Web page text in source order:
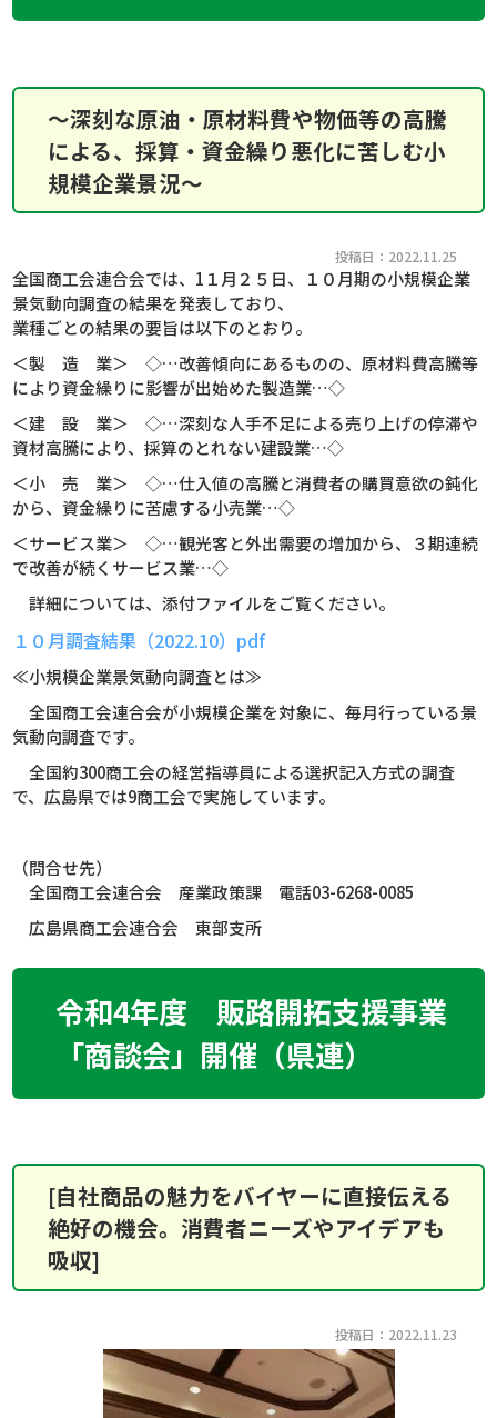
～深刻な原油・原材料費や物価等の高騰
による、採算・資金繰り悪化に苦しむ小
規模企業景況～
投稿日：2022.11.25
全国商工会連合会では、1１月２５日、１０月期の小規模企業
景気動向調査の結果を発表しており、
業種ごとの結果の要旨は以下のとおり。
＜製 造 業＞ ◇…改善傾向にあるものの、原材料費高騰等
により資金繰りに影響が出始めた製造業…◇
＜建 設 業＞ ◇…深刻な人手不足による売り上げの停滞や
資材高騰により、採算のとれない建設業…◇
＜小 売 業＞ ◇…仕入値の高騰と消費者の購買意欲の鈍化
から、資金繰りに苦慮する小売業…◇
＜サービス業＞ ◇…観光客と外出需要の増加から、３期連続
で改善が続くサービス業…◇
詳細については、添付ファイルをご覧ください。
１０月調査結果（2022.10）pdf
≪小規模企業景気動向調査とは≫
全国商工会連合会が小規模企業を対象に、毎月行っている景
気動向調査です。
全国約300商工会の経営指導員による選択記入方式の調査
で、広島県では9商工会で実施しています。
（問合せ先）
全国商工会連合会 産業政策課 電話03-6268-0085
広島県商工会連合会 東部支所
令和4年度 販路開拓支援事業
「商談会」開催（県連）
[自社商品の魅力をバイヤーに直接伝える
絶好の機会。消費者ニーズやアイデアも
吸収]
投稿日：2022.11.23